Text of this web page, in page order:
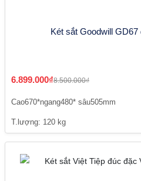
Két sắt Goodwill
6.899.000₫8.500.000₫
Cao670*ngang480* sâu505mm
T.lượng: 120 kg